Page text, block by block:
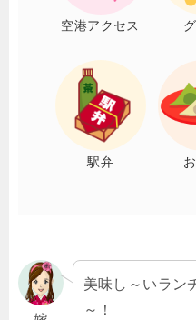
空港アクセス
駅弁
美味し～いラン
～！